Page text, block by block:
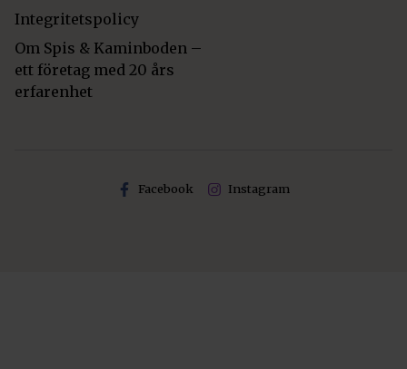
Integritetspolicy
Om Spis & Kaminboden –
ett företag med 20 års
erfarenhet
Facebook Instagram